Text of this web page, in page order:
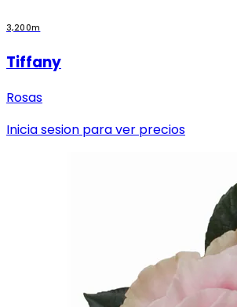
3,200m
Tiffany
Rosas
Inicia sesion para ver precios